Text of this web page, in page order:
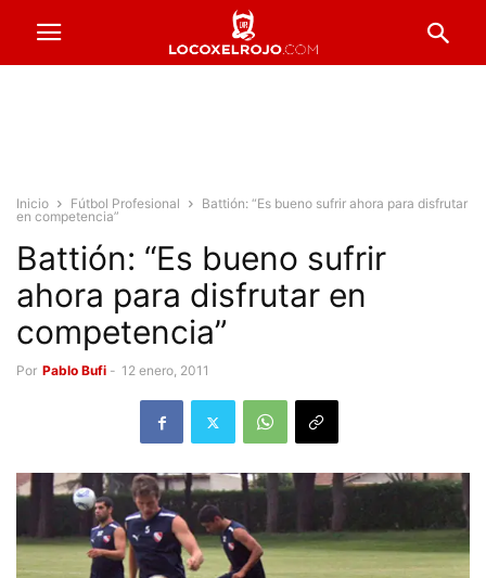
Inicio Fútbol Profesional
Battión: “Es bueno sufrir ahora para disfrutar
en competencia”
Battión: “Es bueno sufrir
ahora para disfrutar en
competencia”
Por Pablo Bufi - 12 enero, 2011